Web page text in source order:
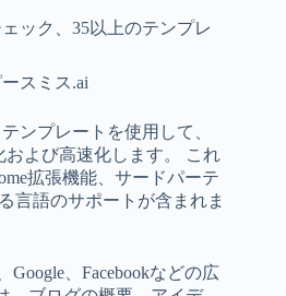
ック、35以上のテンプレ
スミス.ai
ンプレートを使用して、
よび高速化します。 これ
拡張機能、サードパーテ
言語のサポートが含まれま
Google、Facebookなどの広